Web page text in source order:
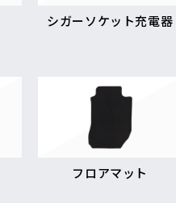
シガーソケット充電器
フロアマット